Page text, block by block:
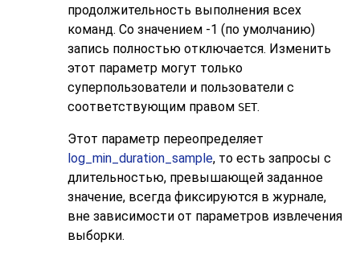
продолжительность выполнения всех
команд. Со значением -1 (по умолчанию)
запись полностью отключается. Изменить
этот параметр могут только
суперпользователи и пользователи с
соответствующим правом SET.
Этот параметр переопределяет
log_min_duration_sample, то есть запросы с
длительностью, превышающей заданное
значение, всегда фиксируются в журнале,
вне зависимости от параметров извлечения
выборки.